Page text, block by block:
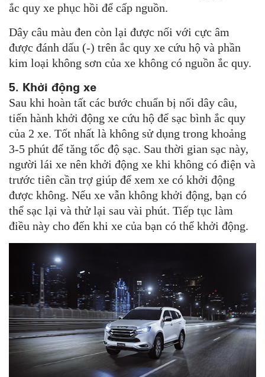
ắc quy xe phục hồi để cấp nguồn.
Dây câu màu đen còn lại được nối với cực âm
được đánh dấu (-) trên ắc quy xe cứu hộ và phần
kim loại không sơn của xe không có nguồn ắc quy.
5. Khởi động xe
Sau khi hoàn tất các bước chuẩn bị nối dây câu,
tiến hành khởi động xe cứu hộ để sạc bình ắc quy
của 2 xe. Tốt nhất là không sử dụng trong khoảng
3-5 phút để tăng tốc độ sạc. Sau thời gian sạc này,
người lái xe nên khởi động xe khi không có điện và
trước tiên cần trợ giúp để xem xe có khởi động
được không. Nếu xe vẫn không khởi động, bạn có
thể sạc lại và thử lại sau vài phút. Tiếp tục làm
điều này cho đến khi xe của bạn có thể khởi động.